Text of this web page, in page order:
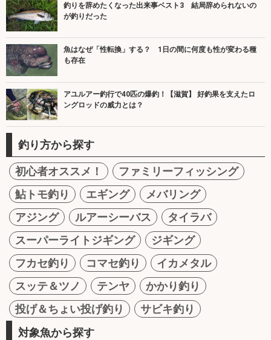
釣りを辞めたくなった出来事ベスト3 結局辞められないの
が釣りだった
魚はなぜ「性転換」する？ 1日の間に何度も性が変わる種
も存在
アユルアー釣行で40匹の爆釣！【滋賀】 好釣果を支えたロ
ングロッドの威力とは？
釣り方から探す
初心者オススメ！
ファミリーフィッシング
鮎トモ釣り
エギング
メバリング
アジング
ルアーシーバス
タイラバ
スーパーライトジギング
ジギング
フカセ釣り
コマセ釣り
イカメタル
スッテ＆ツノ
テンヤ
かかり釣り
投げ＆ちょい投げ釣り
サビキ釣り
対象魚から探す